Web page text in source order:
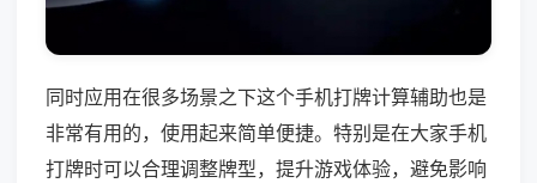
同时应用在很多场景之下这个手机打牌计算辅助也是
非常有用的，使用起来简单便捷。特别是在大家手机
打牌时可以合理调整牌型，提升游戏体验，避免影响